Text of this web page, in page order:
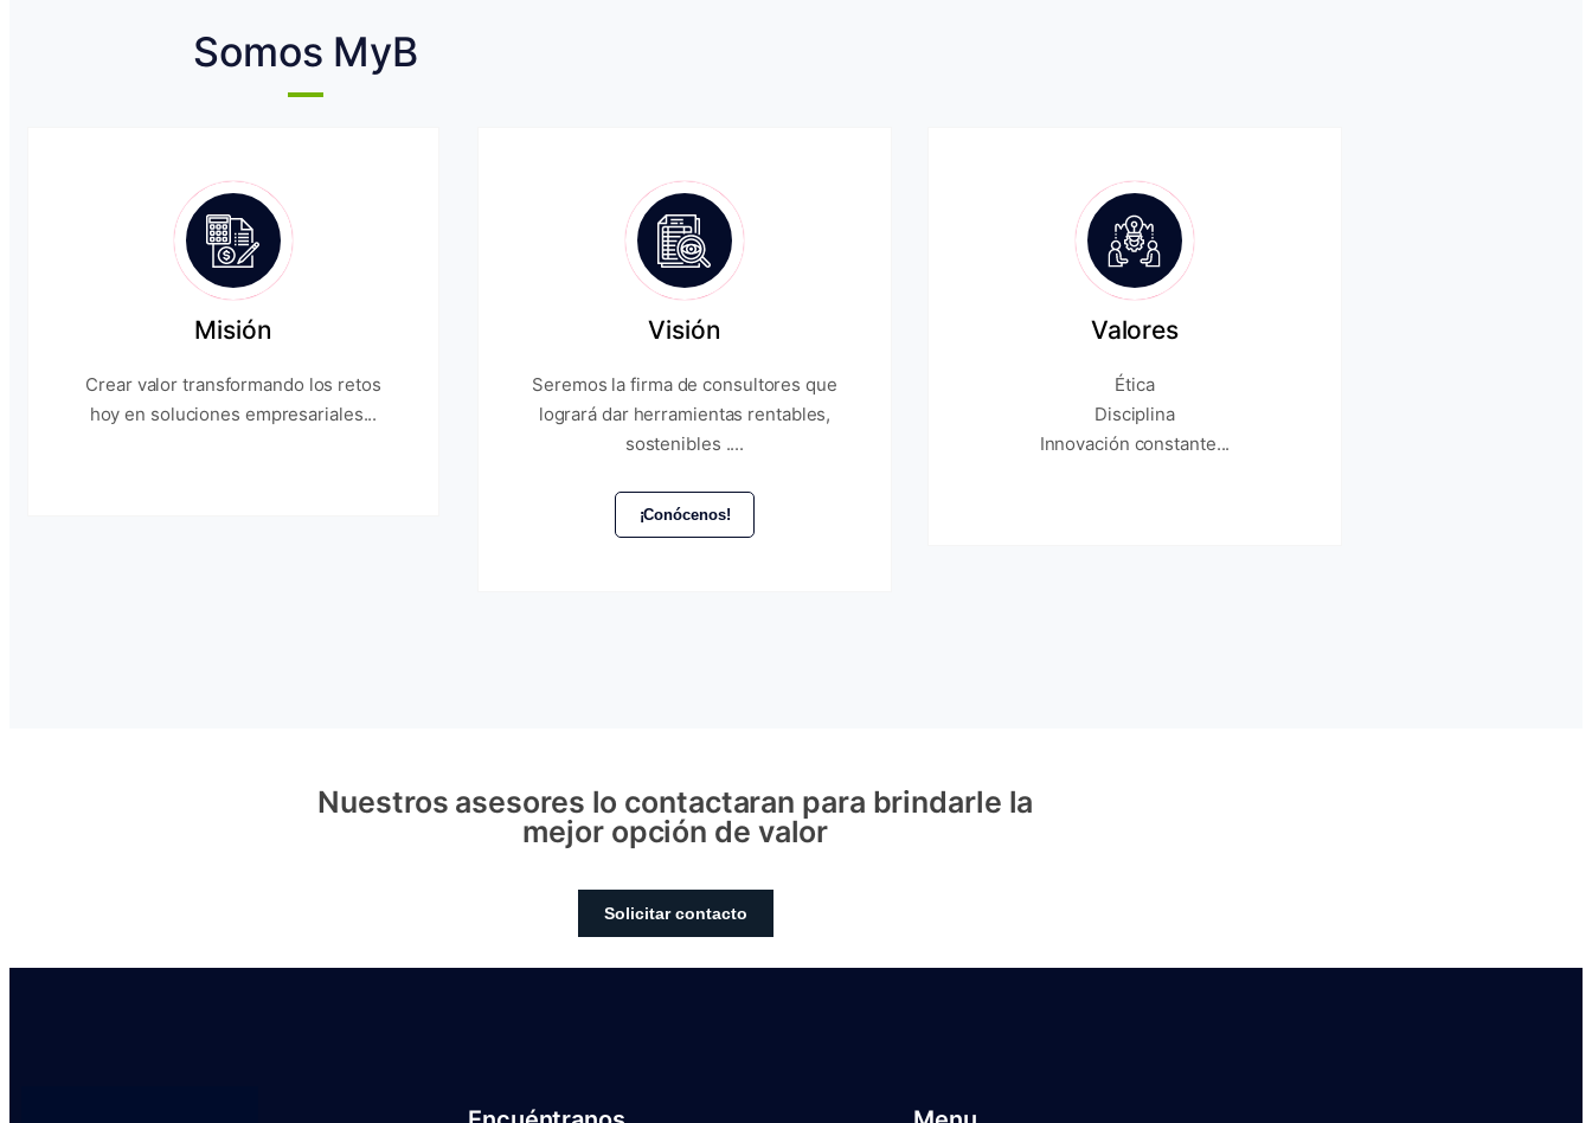
Somos MyB
Misión
Crear valor transformando los retos
hoy en soluciones empresariales...
Visión
Seremos la firma de consultores que
logrará dar herramientas rentables,
sostenibles ....
¡Conócenos!
Valores
Ética
Disciplina
Innovación constante...
Nuestros asesores lo contactaran para brindarle la
mejor opción de valor
Solicitar contacto